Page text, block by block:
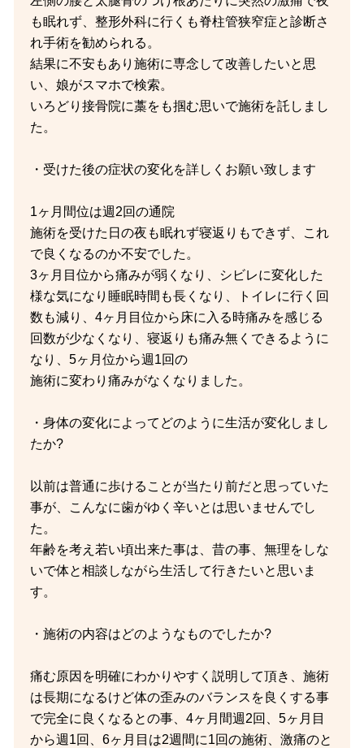
も眠れず、整形外科に行くも脊柱管狭窄症と診断さ
れ手術を勧められる。
結果に不安もあり施術に専念して改善したいと思
い、娘がスマホで検索。
いろどり接骨院に藁をも掴む思いで施術を託しまし
た。
・受けた後の症状の変化を詳しくお願い致します
1ヶ月間位は週2回の通院
施術を受けた日の夜も眠れず寝返りもできず、これ
で良くなるのか不安でした。
3ヶ月目位から痛みが弱くなり、シビレに変化した
様な気になり睡眠時間も長くなり、トイレに行く回
数も減り、4ヶ月目位から床に入る時痛みを感じる
回数が少なくなり、寝返りも痛み無くできるように
なり、5ヶ月位から週1回の
施術に変わり痛みがなくなりました。
・身体の変化によってどのように生活が変化しまし
たか?
以前は普通に歩けることが当たり前だと思っていた
事が、こんなに歯がゆく辛いとは思いませんでし
た。
年齢を考え若い頃出来た事は、昔の事、無理をしな
いで体と相談しながら生活して行きたいと思いま
す。
・施術の内容はどのようなものでしたか?
痛む原因を明確にわかりやすく説明して頂き、施術
は長期になるけど体の歪みのバランスを良くする事
で完全に良くなるとの事、4ヶ月間週2回、5ヶ月目
から週1回、6ヶ月目は2週間に1回の施術、激痛のと